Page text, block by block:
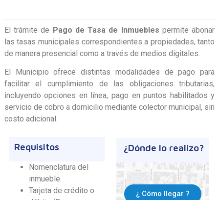
El trámite de Pago de Tasa de Inmuebles permite abonar
las tasas municipales correspondientes a propiedades, tanto
de manera presencial como a través de medios digitales.
El Municipio ofrece distintas modalidades de pago para
facilitar el cumplimiento de las obligaciones tributarias,
incluyendo opciones en línea, pago en puntos habilitados y
servicio de cobro a domicilio mediante colector municipal, sin
costo adicional.
Requisitos
Nomenclatura del
inmueble.
Tarjeta de crédito o
¿Dónde lo realizo?
¿ Cómo llegar ?